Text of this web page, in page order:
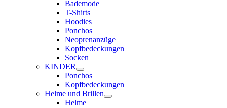
Bademode
T-Shirts
Hoodies
Ponchos
Neoprenanzüge
Kopfbedeckungen
Socken
KINDER
Ponchos
Kopfbedeckungen
Helme und Brillen
Helme